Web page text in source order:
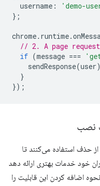
username :
'demo-
};
chrome. runtime.
// 2. A page
if (message ===
sendResponse(user
}
});
نصب
حذف استفاده می‌کنند تا
خود خدمات بهتری ارائه دهد
اضافه کردن این قابلیت را